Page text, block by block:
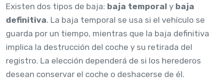
Existen dos tipos de baja: baja temporal y baja
definitiva. La baja temporal se usa si el vehículo se
guarda por un tiempo, mientras que la baja definitiva
implica la destrucción del coche y su retirada del
registro. La elección dependerá de si los herederos
desean conservar el coche o deshacerse de él.